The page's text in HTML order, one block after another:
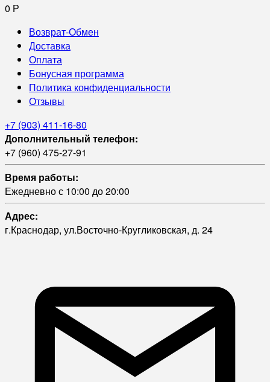
0 Р
Возврат-Обмен
Доставка
Оплата
Бонусная программа
Политика конфиденциальности
Отзывы
+7 (903) 411-16-80
Дополнительный телефон:
+7 (960) 475-27-91
Время работы:
Ежедневно с 10:00 до 20:00
Адрес:
г.Краснодар, ул.Восточно-Кругликовская, д. 24